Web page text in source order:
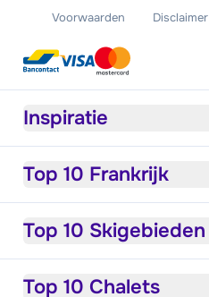
Voorwaarden Disclaimer
Inspiratie
Top 10 Frankrijk
Top 10 Skigebieden
Top 10 Chalets